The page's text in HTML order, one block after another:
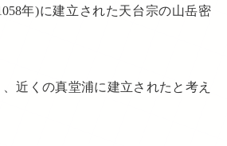
年)に建立された天台宗の山岳密
近くの真堂浦に建立されたと考え